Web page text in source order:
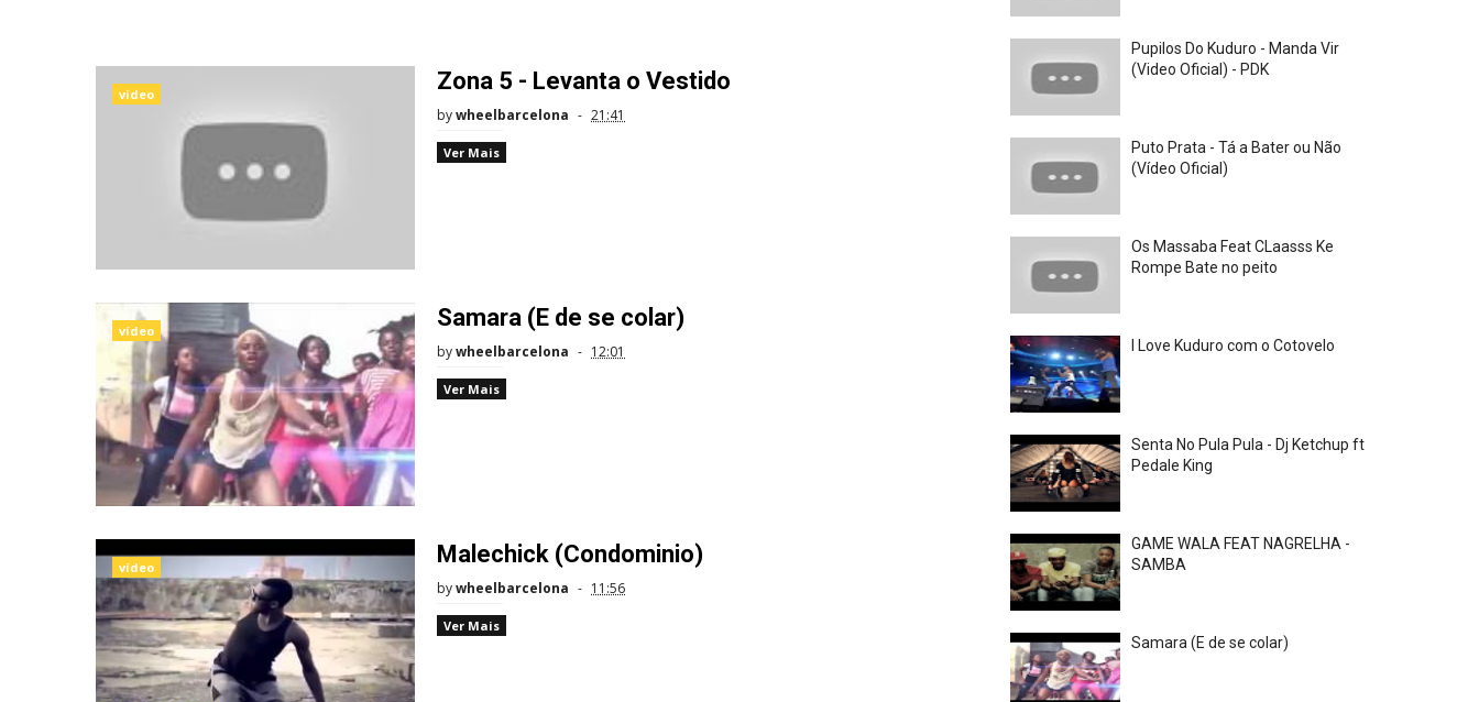
video Zona 5 - Levanta o Vestido
bywheelbarcelona 21:41
Ver Mais
vídeo Samara (E de se colar)
bywheelbarcelona 12:01
Ver Mais
vídeo Malechick (Condominio)
bywheelbarcelona 11:56
Ver Mais
Pupilos Do Kuduro - Manda Vir
(Video Oficial) - PDK
Puto Prata - Tá a Bater ou Não
(Vídeo Oficial)
Os Massaba Feat CLaasss Ke
Rompe Bate no peito
I Love Kuduro com o Cotovelo
Senta No Pula Pula - Dj Ketchup ft
Pedale King
GAME WALA FEAT NAGRELHA -
SAMBA
Samara (E de se colar)